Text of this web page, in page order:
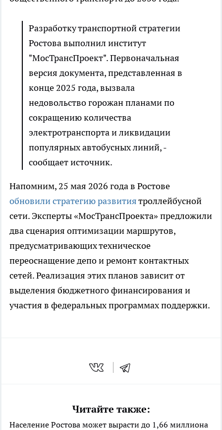
Разработку транспортной стратегии
Ростова выполнил институт
"МосТрансПроект". Первоначальная
версия документа, представленная в
конце 2025 года, вызвала
недовольство горожан планами по
сокращению количества
электротранспорта и ликвидации
популярных автобусных линий, -
сообщает источник.
Напомним, 25 мая 2026 года в Ростове
обновили стратегию развитиятроллейбусной
сети. Эксперты «МосТрансПроекта» предложили
два сценария оптимизации маршрутов,
предусматривающих техническое
переоснащение депо и ремонт контактных
сетей. Реализация этих планов зависит от
выделения бюджетного финансирования и
участия в федеральных программах поддержки.
Читайте также:
Население Ростова может вырасти до 1,66 миллиона